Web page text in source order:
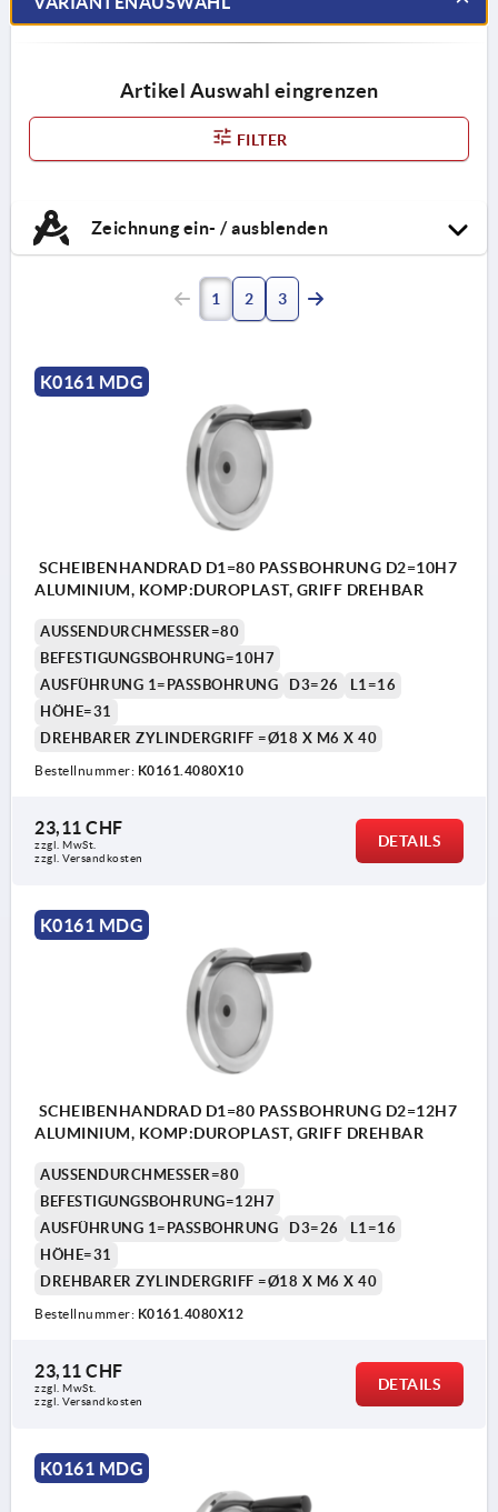
Artikel Auswahl eingrenzen
FILTER
Zeichnung ein- / ausblenden
1 2 3
K0161 MDG
SCHEIBENHANDRAD D1=80 PASSBOHRUNG D2=10H7
ALUMINIUM, KOMP:DUROPLAST, GRIFF DREHBAR
AUSSENDURCHMESSER=80
BEFESTIGUNGSBOHRUNG=10H7
AUSFÜHRUNG 1=PASSBOHRUNG
D3=26
L1=16
HÖHE=31
DREHBARER ZYLINDERGRIFF =Ø18 X M6 X 40
Bestellnummer: K0161.4080X10
23,11 CHF
zzgl. MwSt.
zzgl. Versandkosten
DETAILS
K0161 MDG
SCHEIBENHANDRAD D1=80 PASSBOHRUNG D2=12H7
ALUMINIUM, KOMP:DUROPLAST, GRIFF DREHBAR
AUSSENDURCHMESSER=80
BEFESTIGUNGSBOHRUNG=12H7
AUSFÜHRUNG 1=PASSBOHRUNG
D3=26
L1=16
HÖHE=31
DREHBARER ZYLINDERGRIFF =Ø18 X M6 X 40
Bestellnummer: K0161.4080X12
23,11 CHF
zzgl. MwSt.
zzgl. Versandkosten
DETAILS
K0161 MDG